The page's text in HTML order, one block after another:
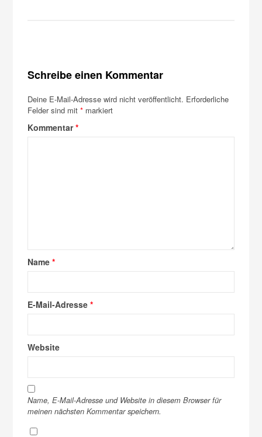
Schreibe einen Kommentar
Deine E-Mail-Adresse wird nicht veröffentlicht. Erforderliche
Felder sind mit* markiert
Kommentar*
Name*
E-Mail-Adresse*
Website
Name, E-Mail-Adresse und Website in diesem Browser für
meinen nächsten Kommentar speichern.